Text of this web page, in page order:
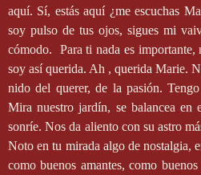
aquí. Sí, estás aquí ¿me escuchas
soy pulso de tus ojos, sigues mi
cómodo.
Para ti nada es
soy así querida. Ah , querida Marie.
nido del querer, de la pasión.
Mira nuestro jardín, se balancea
sonríe. Nos da aliento con su astro
Noto en tu mirada algo de nostalgia,
como buenos amantes, como